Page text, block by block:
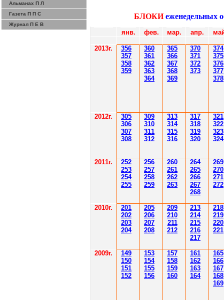
Альманах П Л
Газета П П С
Журнал П Е В
БЛОКИ еженедельных
янв. фев. мар. апр.
2013г.
356
357
358
359
360
361
362
363
364
365
366
367
368
369
370
371
372
373
374
375
376
377
378
2012г. 305
306
307
308
309
310
311
312
313
314
315
316
317
318
319
320
321
322
323
324
2011г.
252
253
254
255
256
257
258
259
260
261
262
263
264
265
266
267
268
269
270
271
272
2010г.
201
202
203
204
205
206
207
208
209
210
211
212
213
214
215
216
217
218
219
220
221
2009г.
149
150
151
152
153
154
155
156
157
158
159
160
161
162
163
164
165
166
167
168
169